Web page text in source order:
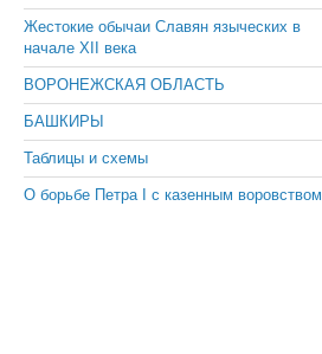
Жестокие обычаи Славян языческих в
начале XII века
ВОРОНЕЖСКАЯ ОБЛАСТЬ
БАШКИРЫ
Таблицы и схемы
О борьбе Петра I с казенным воровством